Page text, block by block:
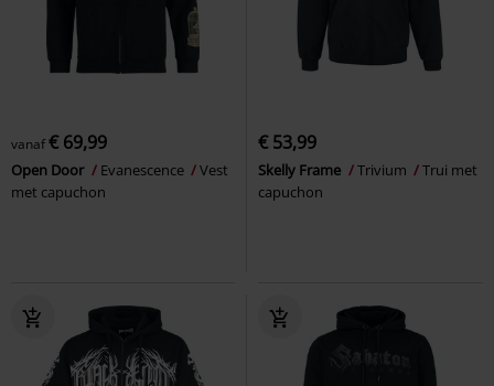
vanaf€ 69,99
Open Door Evanescence
Vest
met capuchon
€ 53,99
Skelly Frame Trivium
Trui met
capuchon